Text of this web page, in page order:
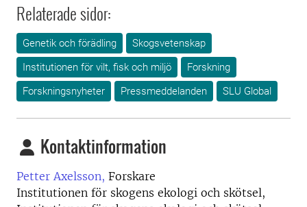
Relaterade sidor:
Genetik och förädling
Skogsvetenskap
Institutionen för vilt, fisk och miljö
Forskning
Forskningsnyheter
Pressmeddelanden SLU Global
Kontaktinformation
Petter Axelsson, Forskare
Institutionen för skogens ekologi och skötsel,